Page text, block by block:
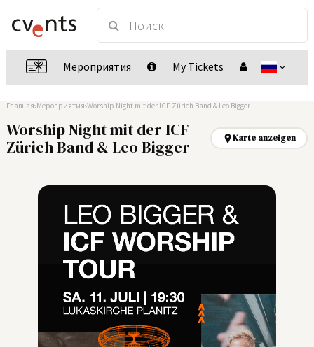
Мероприятия My Tickets
Главная Мероприятия Worship Night mit der ICF Zürich Band & Leo Bigger
Worship Night mit der ICF
Zürich Band & Leo Bigger
Karte anzeigen